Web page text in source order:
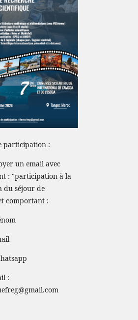
participation :
un email avec
: "participation à la
du séjour de
comportant :
: